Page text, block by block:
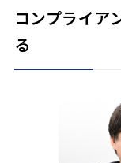
コンプライア
る